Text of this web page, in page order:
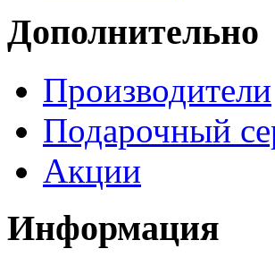
Дополнительно
Производители
Подарочный
Акции
Информация